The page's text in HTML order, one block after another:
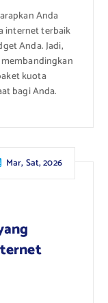
Anda
internet terbaik
Anda. Jadi,
kuota
bagi Anda.
Mar, Sat, 2026